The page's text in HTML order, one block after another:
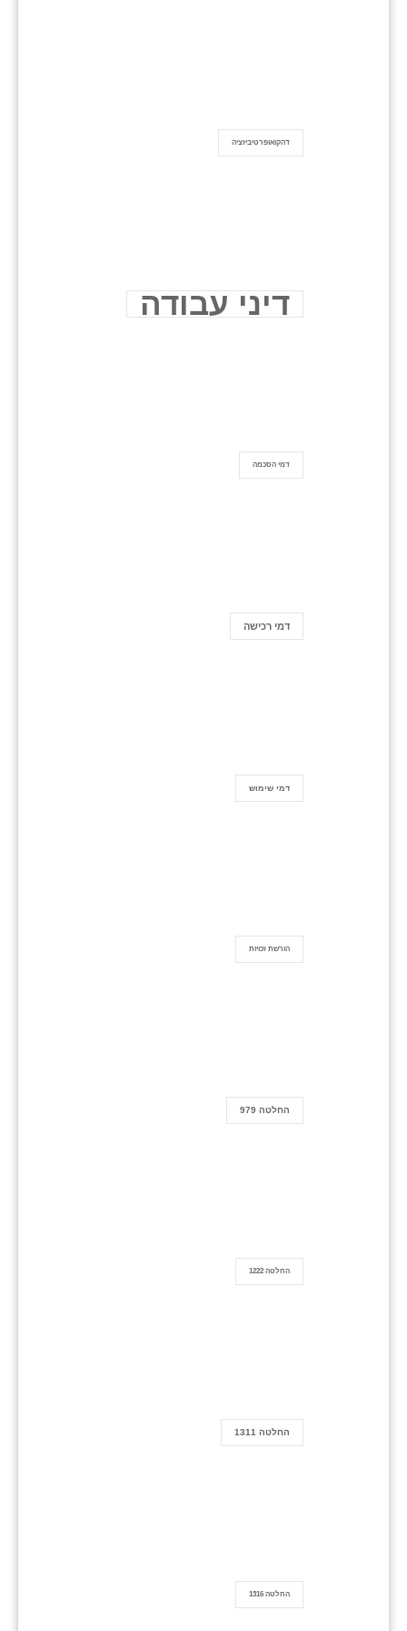
דהקואופרטיביזציה
דיני עבודה
דמי הסכמה
דמי רכישה
דמי שימוש
הורשת זכויות
החלטה 979
החלטה 1222
החלטה 1311
החלטה 1316